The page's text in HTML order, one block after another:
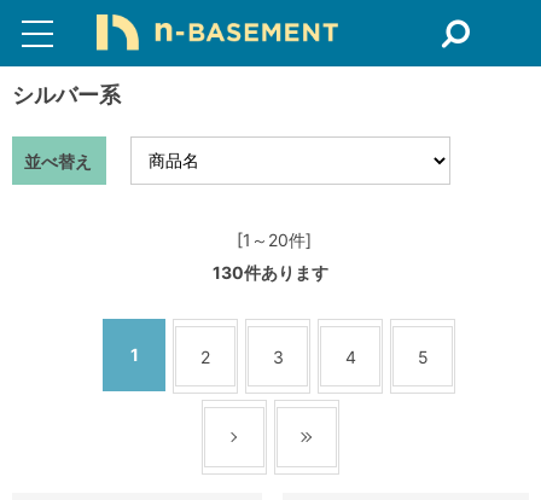
シルバー系
並べ替え
[1～20件]
130件あります
1 2 3 4 5